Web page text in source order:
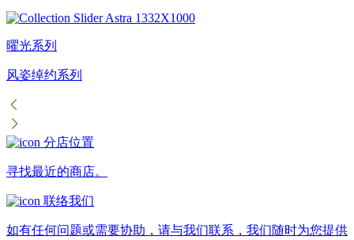
曜光系列
风姿绰约系列
分店位置
寻找最近的商店。
联络我们
如有任何问题或需要协助，请与我们联系，我们随时为您提供